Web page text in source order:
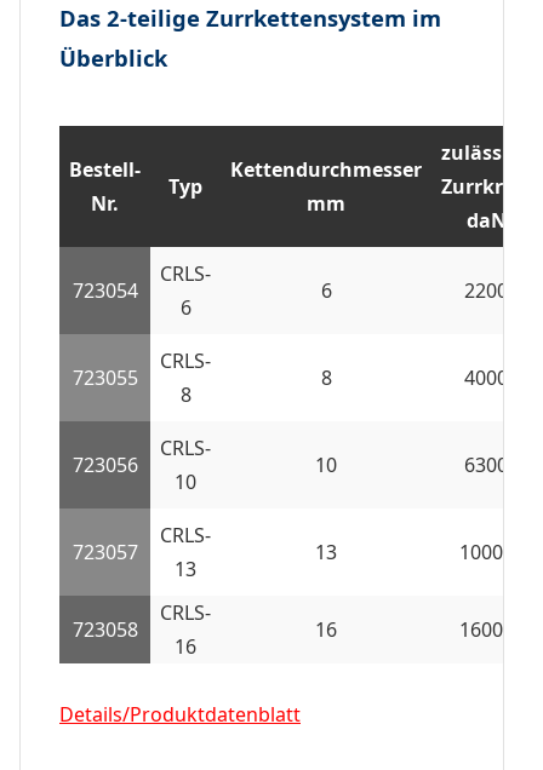
Das 2-teilige Zurrkettensystem im
Überblick
Bestell-
Nr.
Typ
Kettendurchmesser
mm
zulässige
Zurrkraft
daN
723054
CRLS-
6
6 2200
723055
CRLS-
8
8 4000
723056
CRLS-
10
10 6300
723057
CRLS-
13
13 10000
723058
CRLS-
16
16 16000
Details/Produktdatenblatt